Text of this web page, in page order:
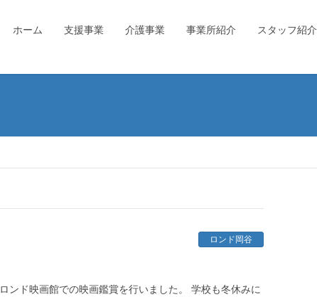
ホーム 支援事業 介護事業 事業所紹介 スタッフ紹介
ロンド岡谷
ンド映画館での映画鑑賞を行いました。 学校も冬休みに